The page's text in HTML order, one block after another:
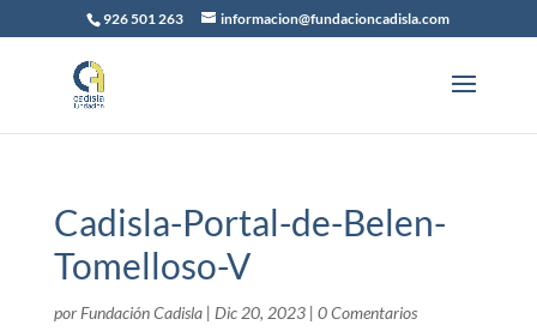
926 501 263 informacion@fundacioncadisla.com
Cadisla-Portal-de-Belen-
Tomelloso-V
por Fundación Cadisla| Dic 20, 2023| 0 Comentarios